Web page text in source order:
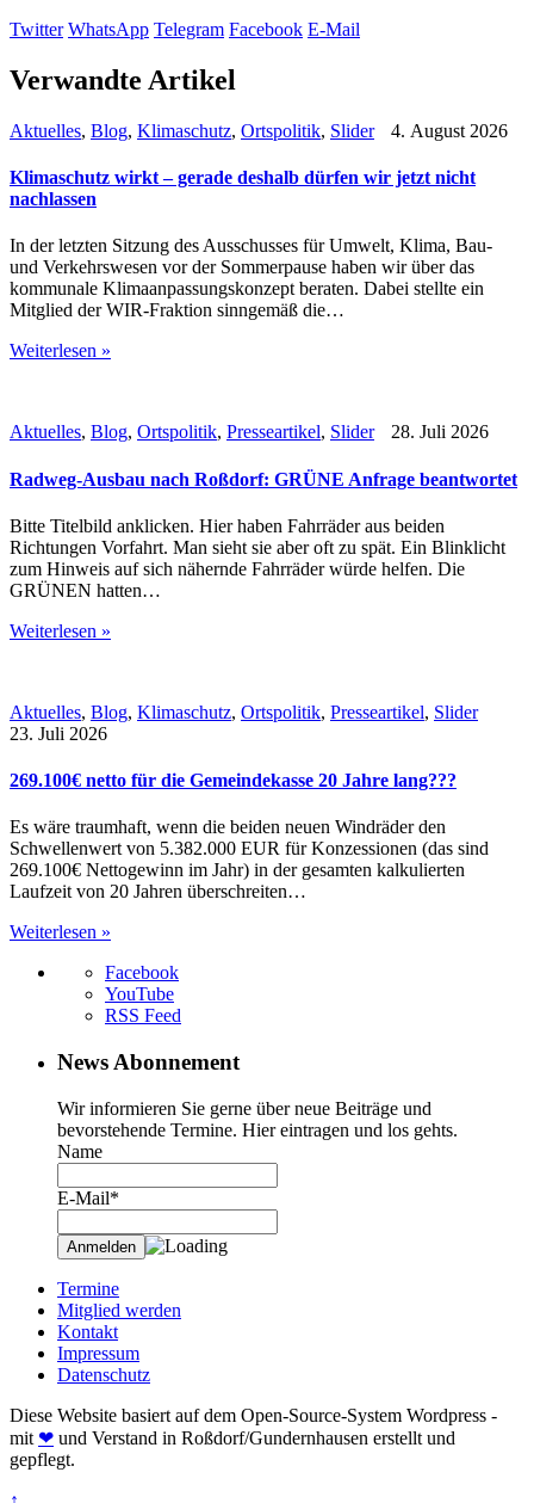
Twitter WhatsApp Telegram Facebook E-Mail
Verwandte Artikel
Aktuelles, Blog, Klimaschutz, Ortspolitik, Slider 4. August 2026
Klimaschutz wirkt – gerade deshalb dürfen wir jetzt nicht
nachlassen
In der letzten Sitzung des Ausschusses für Umwelt, Klima, Bau-
und Verkehrswesen vor der Sommerpause haben wir über das
kommunale Klimaanpassungskonzept beraten. Dabei stellte ein
Mitglied der WIR-Fraktion sinngemäß die…
Weiterlesen »
Aktuelles, Blog, Ortspolitik, Presseartikel, Slider 28. Juli 2026
Radweg-Ausbau nach Roßdorf: GRÜNE Anfrage beantwortet
Bitte Titelbild anklicken. Hier haben Fahrräder aus beiden
Richtungen Vorfahrt. Man sieht sie aber oft zu spät. Ein Blinklicht
zum Hinweis auf sich nähernde Fahrräder würde helfen. Die
GRÜNEN hatten…
Weiterlesen »
Aktuelles, Blog, Klimaschutz, Ortspolitik, Presseartikel, Slider
23. Juli 2026
269.100€ netto für die Gemeindekasse 20 Jahre lang???
Es wäre traumhaft, wenn die beiden neuen Windräder den
Schwellenwert von 5.382.000 EUR für Konzessionen (das sind
269.100€ Nettogewinn im Jahr) in der gesamten kalkulierten
Laufzeit von 20 Jahren überschreiten…
Weiterlesen »
Facebook
YouTube
RSS Feed
News Abonnement
Wir informieren Sie gerne über neue Beiträge und
bevorstehende Termine. Hier eintragen und los gehts.
Name
E-Mail*
Termine
Mitglied werden
Kontakt
Impressum
Datenschutz
Diese Website basiert auf dem Open-Source-System Wordpress -
mit ❤ und Verstand in Roßdorf/Gundernhausen erstellt und
gepflegt.